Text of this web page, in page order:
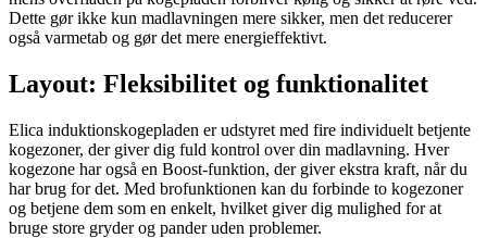
Dette gør ikke kun madlavningen mere sikker, men det reducerer
også varmetab og gør det mere energieffektivt.
Layout: Fleksibilitet og funktionalitet
Elica induktionskogepladen er udstyret med fire individuelt betjente
kogezoner, der giver dig fuld kontrol over din madlavning. Hver
kogezone har også en Boost-funktion, der giver ekstra kraft, når du
har brug for det. Med brofunktionen kan du forbinde to kogezoner
og betjene dem som en enkelt, hvilket giver dig mulighed for at
bruge store gryder og pander uden problemer.